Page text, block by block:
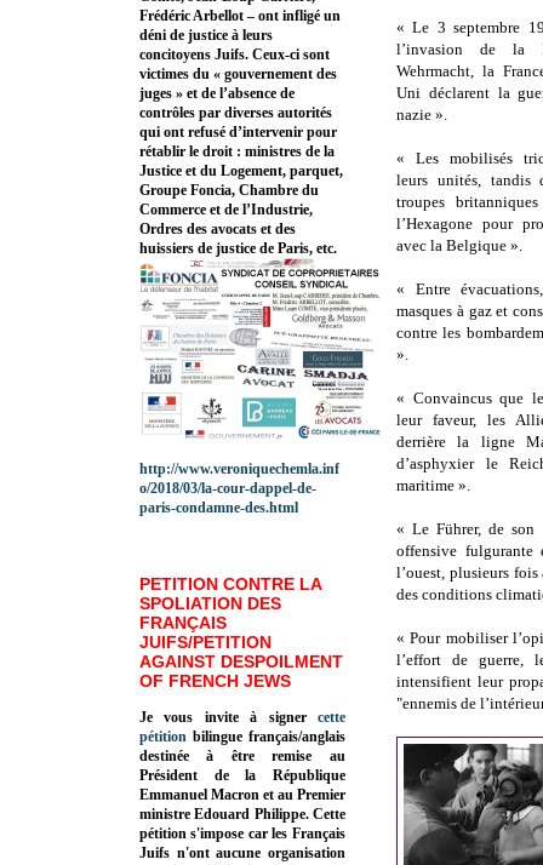
« Le 3 septembre
l’invasion de la
Wehrmacht, la
Uni déclarent la
nazie ».
« Les mobilisés
leurs unités, tandis
troupes
l’Hexagone pour
avec la Belgique ».
« Entre
masques à gaz et
contre les
».
« Convaincus que
leur faveur, les
derrière la ligne
d’asphyxier le
maritime ».
« Le Führer, de son
offensive fulgurante
l’ouest, plusieurs
des conditions
« Pour mobiliser
l’effort de guerre,
intensifient leur
"ennemis de
Frédéric Arbellot – ont infligé un
déni de justice à leurs
concitoyens Juifs. Ceux-ci sont
victimes du « gouvernement des
juges » et de l’absence de
contrôles par diverses autorités
qui ont refusé d’intervenir pour
rétablir le droit : ministres de la
Justice et du Logement, parquet,
Groupe Foncia, Chambre du
Commerce et de l’Industrie,
Ordres des avocats et des
huissiers de justice de Paris, etc.
http://www.veroniquechemla.inf
o/2018/03/la-cour-dappel-de-
paris-condamne-des.html
PETITION CONTRE LA
SPOLIATION DES
FRANÇAIS
JUIFS/PETITION
AGAINST DESPOILMENT
OF FRENCH JEWS
Je vous invite à signer cette
pétition bilingue français/anglais
destinée à être remise au
Président de la République
Emmanuel Macron et au Premier
ministre Edouard Philippe. Cette
pétition s'impose car les Français
Juifs n'ont aucune organisation